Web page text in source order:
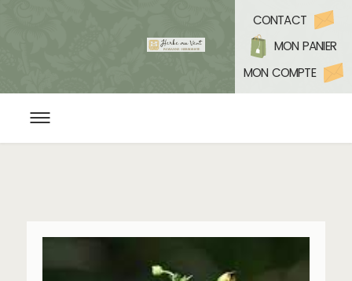
CONTACT
MON PANIER
MON COMPTE
PROGRAMMATION